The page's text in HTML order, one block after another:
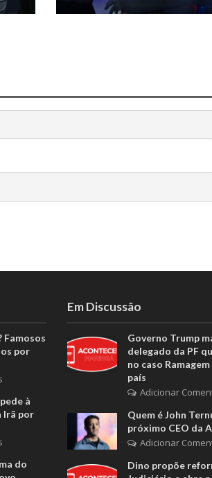
Famosos
por
à
Irã por
do
Em Discussão
Governo Trump
delegado da PF
no caso
país
Adicionar
Quem é John
próximo CEO da
Adicionar
Dino propõe